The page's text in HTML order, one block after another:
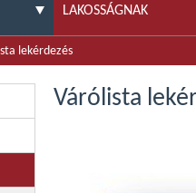
LAKOSSÁGNAK
lekérdezés
Várólista